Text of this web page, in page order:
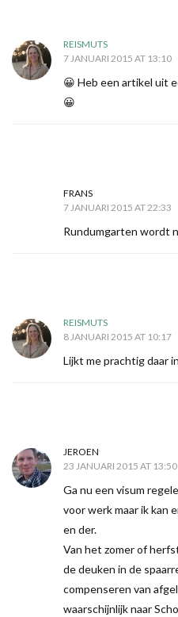
REISMUTS
7 JANUARI 2015 AT 13:10
😀 Heb een artikel uit
😀
FRANS
7 JANUARI 2015 AT 22:33
Rundumgarten wordt
REISMUTS
8 JANUARI 2015 AT 10:17
Lijkt me prachtig daar
JEROEN
23 JANUARI 2015 AT 13:50
Ga nu een visum
voor werk maar ik kan
en der.
Van het zomer of
de deuken in de
compenseren van
waarschijnlijk naar